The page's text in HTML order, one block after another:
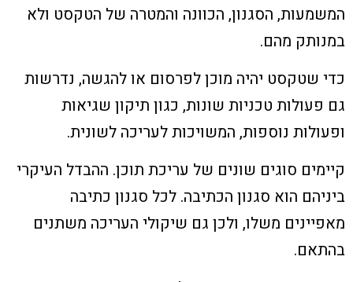
המשמעות, הסגנון, הכוונה והמטרה של הטקסט ולא
במנותק מהם.
כדי שטקסט יהיה מוכן לפרסום או להגשה, נדרשות
גם פעולות טכניות שונות, כגון תיקון שגיאות
ופעולות נוספות, המשויכות לעריכה לשונית.
קיימים סוגים שונים של עריכת תוכן. ההבדל העיקרי
ביניהם הוא סגנון הכתיבה. לכל סגנון כתיבה
מאפיינים משלו, ולכן גם שיקולי העריכה משתנים
בהתאם.